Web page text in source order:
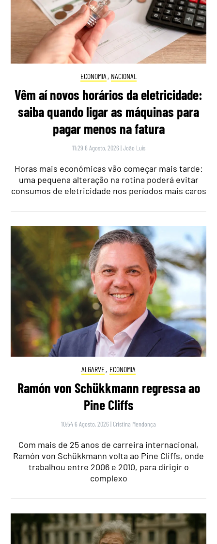
ECONOMIA , NACIONAL
Vêm aí novos horários da eletricidade:
saiba quando ligar as máquinas para
pagar menos na fatura
11:29 6 Agosto, 2026 |João Luís
Horas mais económicas vão começar mais tarde:
uma pequena alteração na rotina poderá evitar
consumos de eletricidade nos períodos mais caros
ALGARVE, ECONOMIA
Ramón von Schükkmann regressa ao
Pine Cliffs
10:54 6 Agosto, 2026 | Cristina Mendonça
Com mais de 25 anos de carreira internacional,
Ramón von Schükkmann volta ao Pine Cliffs, onde
trabalhou entre 2006 e 2010, para dirigir o
complexo